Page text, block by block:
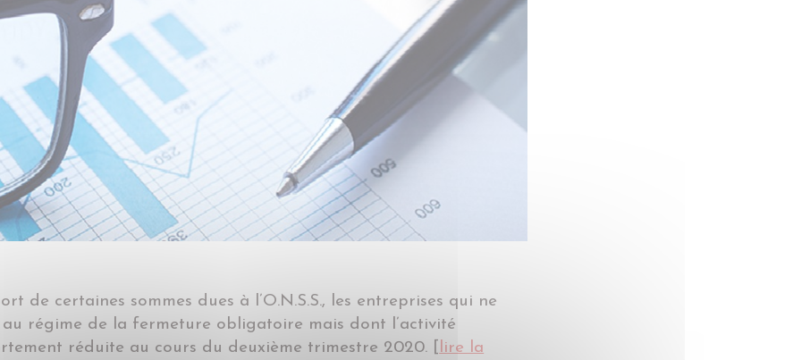
de certaines sommes dues à l’O.N.S.S., les entreprises qui ne
au régime de la fermeture obligatoire mais dont l’activité
réduite au cours du deuxième trimestre 2020. [ lire la